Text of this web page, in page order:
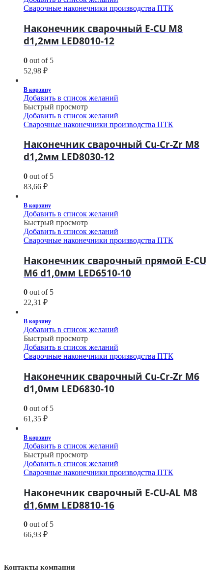
Сварочные наконечники производства ПТК
Наконечник сварочный E-CU М8
d1,2мм LED8010-12
0 out of 5
52,98 ₽
В корзину
Добавить в список желаний
Быстрый просмотр
Добавить в список желаний
Сварочные наконечники производства ПТК
Наконечник сварочный Cu-Cr-Zr М8
d1,2мм LED8030-12
0 out of 5
83,66 ₽
В корзину
Добавить в список желаний
Быстрый просмотр
Добавить в список желаний
Сварочные наконечники производства ПТК
Наконечник сварочный прямой E-CU
М6 d1,0мм LED6510-10
0 out of 5
22,31 ₽
В корзину
Добавить в список желаний
Быстрый просмотр
Добавить в список желаний
Сварочные наконечники производства ПТК
Наконечник сварочный Cu-Cr-Zr М6
d1,0мм LED6830-10
0 out of 5
61,35 ₽
В корзину
Добавить в список желаний
Быстрый просмотр
Добавить в список желаний
Сварочные наконечники производства ПТК
Наконечник сварочный E-CU-AL М8
d1,6мм LED8810-16
0 out of 5
66,93 ₽
Контакты компании